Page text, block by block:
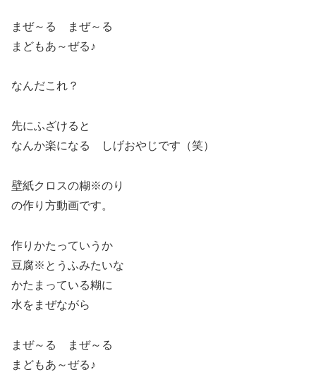
まぜ～る まぜ～る
まどもあ～ぜる♪
なんだこれ？
先にふざけると
なんか楽になる しげおやじです（笑）
壁紙クロスの糊※のり
の作り方動画です。
作りかたっていうか
豆腐※とうふみたいな
かたまっている糊に
水をまぜながら
まぜ～る まぜ～る
まどもあ～ぜる♪